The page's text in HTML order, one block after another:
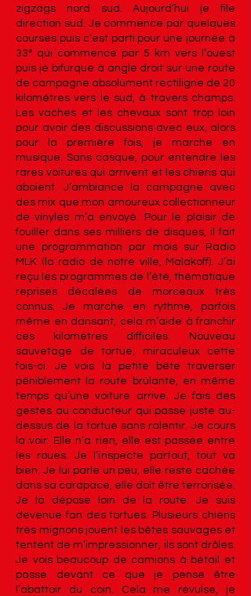
zigzags nord sud. Aujourd’hui je file
direction sud. Je commence par quelques
courses puis c’est parti pour une journée à
33° qui commence par 5 km vers l’ouest
puis je bifurque à angle droit sur une route
de campagne absolument rectiligne de 20
kilomètres vers le sud, à travers champs.
Les vaches et les chevaux sont trop loin
pour avoir des discussions avec eux, alors
pour la première fois, je marche en
musique. Sans casque, pour entendre les
rares voitures qui arrivent et les chiens qui
aboient. J’ambiance la campagne avec
des mix que mon amoureux collectionneur
de vinyles m’a envoyé. Pour le plaisir de
fouiller dans ses milliers de disques, il fait
une programmation par mois sur Radio
MLK (la radio de notre ville, Malakoff). J’ai
reçu les programmes de l’été, thématique
reprises décalées de morceaux très
connus. Je marche en rythme, parfois
même en dansant, cela m’aide à franchir
ces kilomètres difficiles. Nouveau
sauvetage de tortue, miraculeux cette
fois-ci. Je vois la petite bête traverser
péniblement la route brûlante, en même
temps qu’une voiture arrive. Je fais des
gestes au conducteur qui passe juste au-
dessus de la tortue sans ralentir. Je cours
la voir. Elle n’a rien, elle est passée entre
les roues. Je l’inspecte partout, tout va
bien. Je lui parle un peu, elle reste cachée
dans sa carapace, elle doit être terrorisée.
Je la dépose loin de la route. Je suis
devenue fan des tortues. Plusieurs chiens
très mignons jouent les bêtes sauvages et
tentent de m’impressionner, ils sont drôles.
Je vois beaucoup de camions à bétail et
passe devant ce que je pense être
l’abattoir du coin. Cela me révulse, je